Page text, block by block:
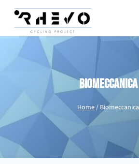
Biomeccanica
Home / Biomeccanica